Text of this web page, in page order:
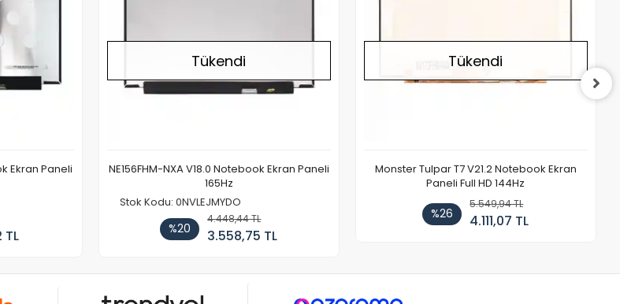
Ekran Paneli
TL
Tükendi
NE156FHM-NXA V18.0 Notebook Ekran Paneli
165Hz
Stok Kodu: 0NVLEJMYDO
%20
4.448,44 TL
3.558,75 TL
Tükendi
Monster Tulpar T7 V21.2 Notebook Ekran
Paneli Full HD 144Hz
%26
5.549,94 TL
4.111,07 TL